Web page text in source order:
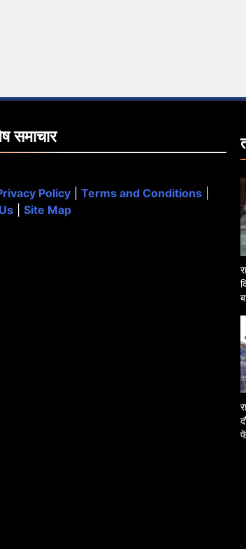
समाचार
Policy Terms and Conditions
Site Map